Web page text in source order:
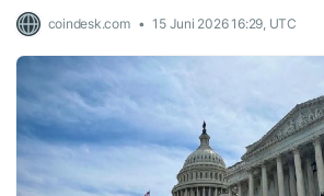
coindesk.com 15 Juni 2026 16:29, UTC